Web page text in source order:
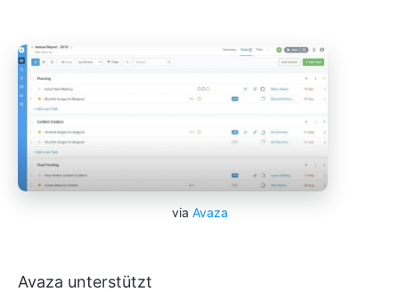
via Avaza
Avaza unterstützt